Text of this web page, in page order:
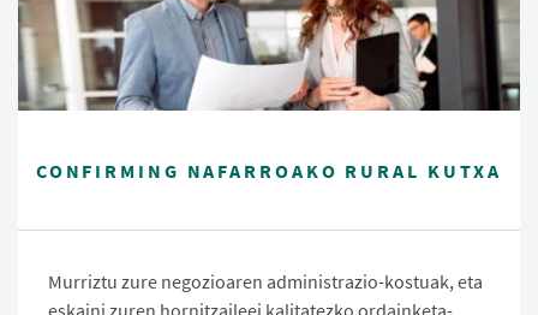
CONFIRMING NAFARROAKO RURAL KUTXA
Murriztu zure negozioaren administrazio-kostuak, eta